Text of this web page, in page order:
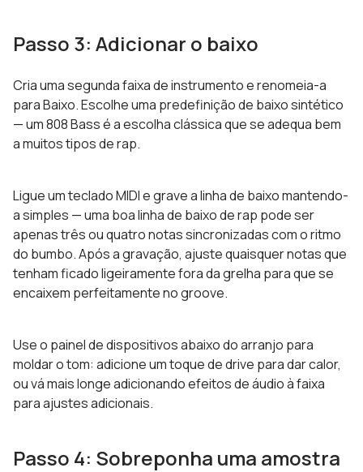
Passo 3: Adicionar o baixo
Cria uma segunda faixa de instrumento e renomeia-a
para Baixo. Escolhe uma predefinição de baixo sintético
— um 808 Bass é a escolha clássica que se adequa bem
a muitos tipos de rap.
Ligue um teclado MIDI e grave a linha de baixo mantendo-
a simples — uma boa linha de baixo de rap pode ser
apenas três ou quatro notas sincronizadas com o ritmo
do bumbo. Após a gravação, ajuste quaisquer notas que
tenham ficado ligeiramente fora da grelha para que se
encaixem perfeitamente no groove.
Use o painel de dispositivos abaixo do arranjo para
moldar o tom: adicione um toque de drive para dar calor,
ou vá mais longe adicionando efeitos de áudio à faixa
para ajustes adicionais.
Passo 4: Sobreponha uma amostra